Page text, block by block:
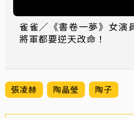
雀雀／《書卷一夢》女演
將軍都要逆天改命！
張凌赫 陶晶瑩 陶子